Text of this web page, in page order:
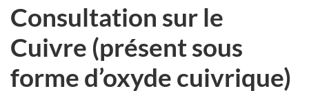
Consultation sur le
Cuivre (présent sous
forme d’oxyde cuivrique)